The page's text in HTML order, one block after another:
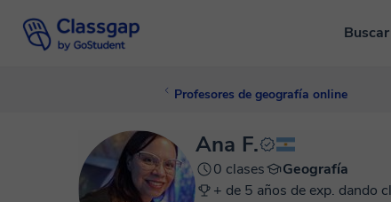
Profesores de geografía online
Ana F.
0 clases
Geografía
+ de 5 años de exp. dando